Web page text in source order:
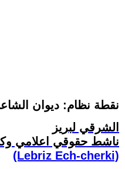
نقطة نظام: ديوان
الشرقي لبريز
ناشط حقوقي اعلامي
(Lebriz Ech-cherki)